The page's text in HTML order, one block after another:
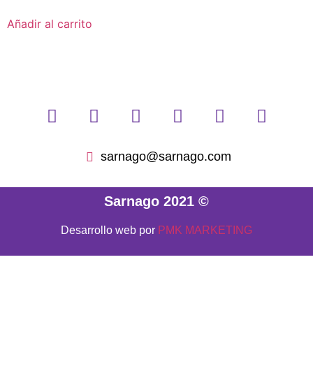
Añadir al carrito
sarnago@sarnago.com
Sarnago 2021 ©
Desarrollo web por PMK MARKETING